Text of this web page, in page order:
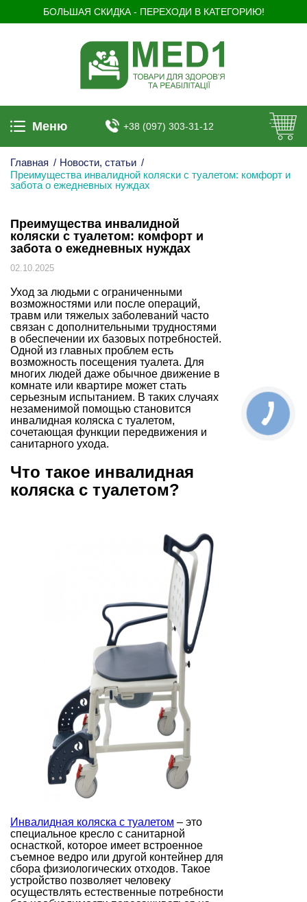
БОЛЬШАЯ СКИДКА - ПЕРЕХОДИ В КАТЕГОРИЮ!
Меню +38 (097) 303-31-12
Главная / Новости, статьи /
Преимущества инвалидной коляски с туалетом: комфорт и
забота о ежедневных нуждах
Преимущества инвалидной
коляски с туалетом: комфорт и
забота о ежедневных нуждах
02.10.2025
Уход за людьми с ограниченными
возможностями или после операций,
травм или тяжелых заболеваний часто
связан с дополнительными трудностями
в обеспечении их базовых потребностей.
Одной из главных проблем есть
возможность посещения туалета. Для
многих людей даже обычное движение в
комнате или квартире может стать
серьезным испытанием. В таких случаях
незаменимой помощью становится
инвалидная коляска с туалетом,
сочетающая функции передвижения и
санитарного ухода.
Что такое инвалидная
коляска с туалетом?
Инвалидная коляска с туалетом – это
специальное кресло с санитарной
оснасткой, которое имеет встроенное
съемное ведро или другой контейнер для
сбора физиологических отходов. Такое
устройство позволяет человеку
осуществлять естественные потребности